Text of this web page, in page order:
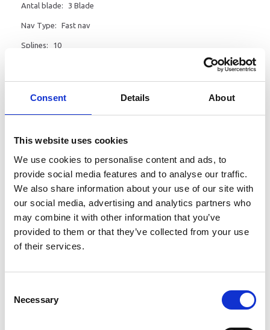
Consent Details About
This website uses cookies
We use cookies to personalise content and ads, to
provide social media features and to analyse our traffic.
We also share information about your use of our site with
our social media, advertising and analytics partners who
may combine it with other information that you’ve
provided to them or that they’ve collected from your use
of their services.
Selection
Necessary
Antal blade: 3 Blade
Nav Type: Fast nav
Splines: 10
Læg i kurv
Vælg størrelse:
9 7/8" X 10 1/2" (originalt varenummer 664-45945-00-EL,
9 7/8" X 11 1/4" (Originalt varenummer 664-45947-01-EL,
664-45947-01-00)
Hub type: F m/10 stråler. Passer til Yamaha 20, 25, 30, F25, F30
Propel lavet i højkvalitets aluminium - både primet og malet -